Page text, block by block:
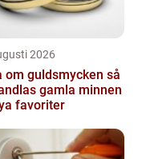
2026
guldsmycken så
gamla minnen
favoriter